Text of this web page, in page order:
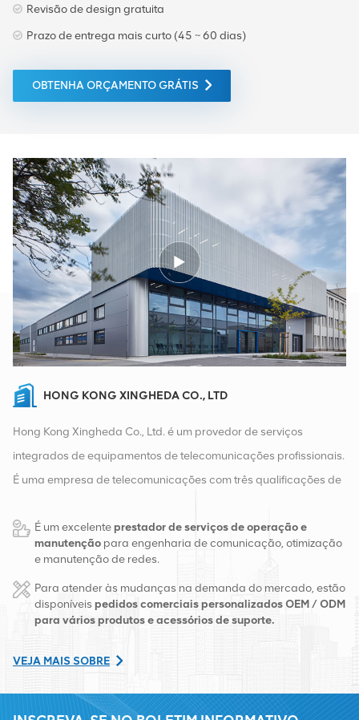
Revisão de design gratuita
Prazo de entrega mais curto (45 ~ 60 dias)
OBTENHA ORÇAMENTO GRÁTIS
HONG KONG XINGHEDA CO., LTD
Hong Kong Xingheda Co., Ltd. é um provedor de serviços
integrados de equipamentos de telecomunicações profissionais.
É uma empresa de telecomunicações com três qualificações de
empresa possui dois armazéns inteligentes e centros de
distribuição de fábrica em Changsha e Hong Kong. Em 2016,
China. Com sede na China, realizamos negócios internacionais
no Sudeste Asiático, Europa, Estados Unidos, África e Rússia,
equipamentos e serviços de manutenção abrangentes, como
É um excelenteprestador de serviços de operação e
manutenção para engenharia de comunicação, otimização
e manutenção de redes.
Para atender às mudanças na demanda do mercado, estão
disponíveispedidos comerciais personalizados OEM / ODM
para vários produtos e acessórios de suporte.
VEJA MAIS SOBRE